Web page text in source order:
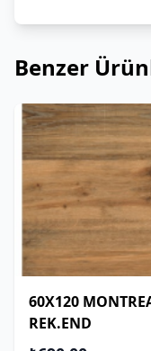
Benzer
60X120
REK.END